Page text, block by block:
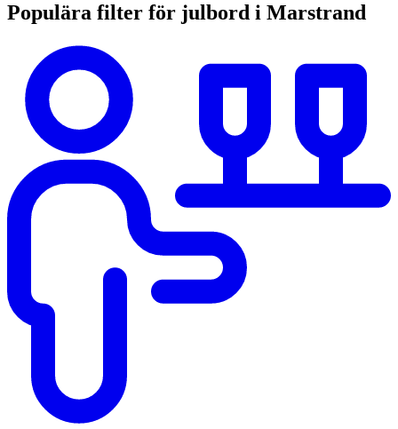
Populära filter för julbord i Marstrand